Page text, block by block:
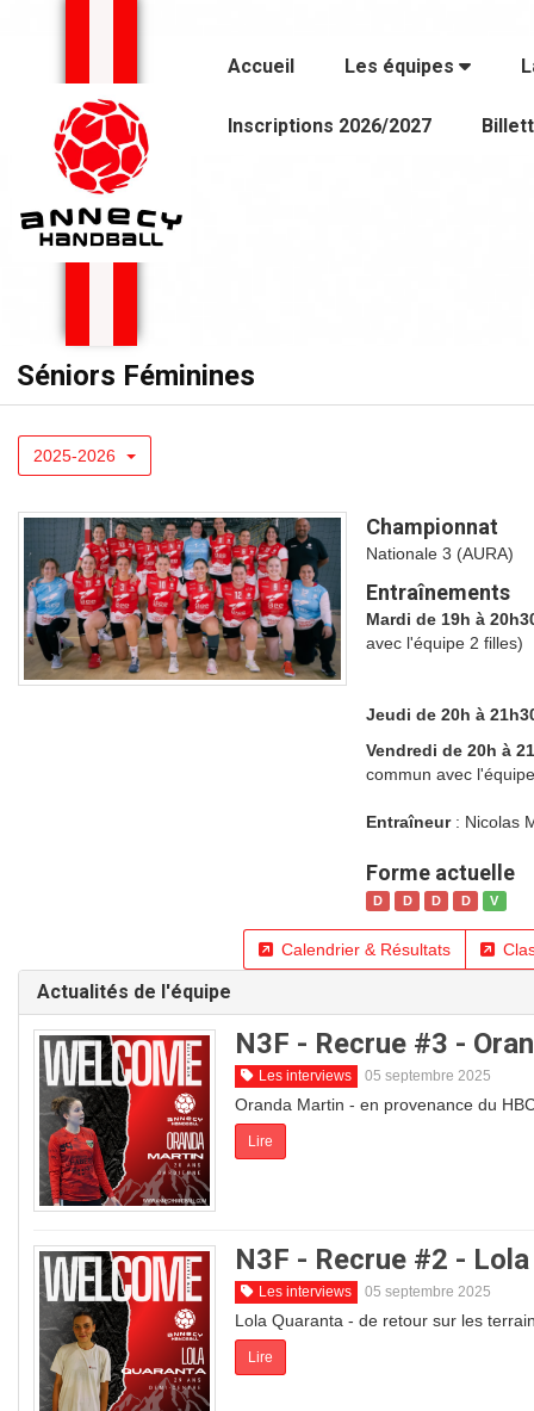
Accueil Les équipes
Inscriptions 2026/2027
Séniors Féminines
2025-2026
Championnat
Nationale 3 (AURA)
Entraînements
Mardi de 19h à
avec l'équipe 2 filles)
Jeudi de 20h à
Vendredi de 20h à
commun avec
Entraîneur : Nicolas
Forme actuelle
D D D D V
Calendrier & Résultats
Actualités de l'équipe
N3F - Recrue #3 -
Les interviews 05 septembre 2025
Oranda Martin - en provenance du
Lire
N3F - Recrue #2 -
Les interviews 05 septembre 2025
Lola Quaranta - de retour sur les
Lire